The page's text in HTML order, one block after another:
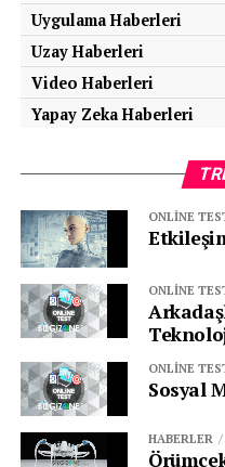
Uygulama Haberleri
Uzay Haberleri
Video Haberleri
Yapay Zeka Haberleri
ONLINE
ONLINE
ONLINE
Sosyal
HABERLER